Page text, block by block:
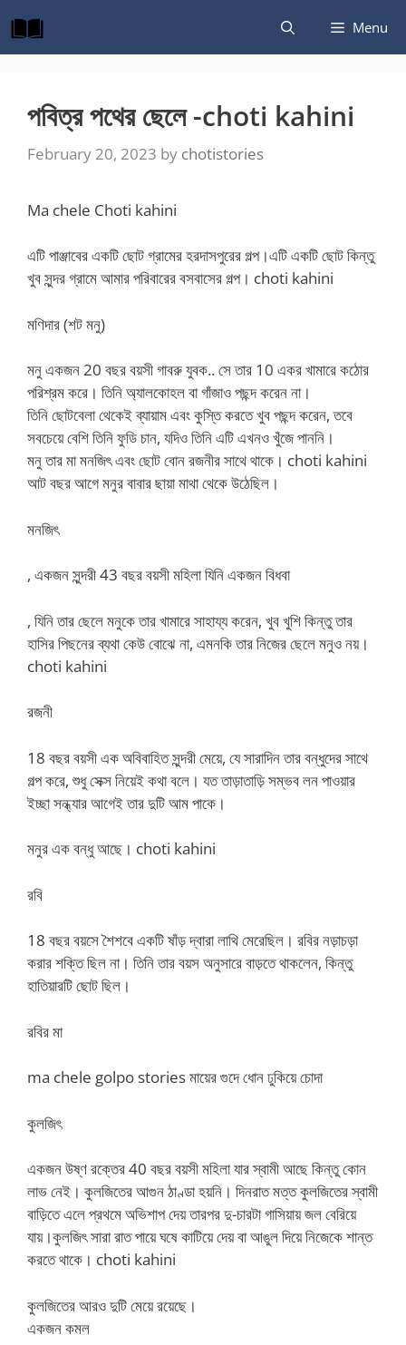
to
content
Menu
পবিত্র পথের ছেলে -choti kahini
February 20, 2023 by chotistories
Ma chele Choti kahini
এটি পাঞ্জাবের একটি ছোট গ্রামের হরদাসপুরের গল্প।এটি একটি ছোট কিন্তু
খুব সুন্দর গ্রামে আমার পরিবারের বসবাসের গল্প। choti kahini
মণিদার (শট মনু)
মনু একজন 20 বছর বয়সী গাবরু যুবক.. সে তার 10 একর খামারে কঠোর
পরিশ্রম করে। তিনি অ্যালকোহল বা গাঁজাও পছন্দ করেন না।
তিনি ছোটবেলা থেকেই ব্যায়াম এবং কুস্তি করতে খুব পছন্দ করেন, তবে
সবচেয়ে বেশি তিনি ফুডি চান, যদিও তিনি এটি এখনও খুঁজে পাননি।
মনু তার মা মনজিৎ এবং ছোট বোন রজনীর সাথে থাকে। choti kahini
আট বছর আগে মনুর বাবার ছায়া মাথা থেকে উঠেছিল।
মনজিৎ
, একজন সুন্দরী 43 বছর বয়সী মহিলা যিনি একজন বিধবা
, যিনি তার ছেলে মনুকে তার খামারে সাহায্য করেন, খুব খুশি কিন্তু তার
হাসির পিছনের ব্যথা কেউ বোঝে না, এমনকি তার নিজের ছেলে মনুও নয়।
choti kahini
রজনী
18 বছর বয়সী এক অবিবাহিত সুন্দরী মেয়ে, যে সারাদিন তার বন্ধুদের সাথে
গল্প করে, শুধু সেক্স নিয়েই কথা বলে। যত তাড়াতাড়ি সম্ভব লন পাওয়ার
ইচ্ছা সন্ধ্যার আগেই তার দুটি আম পাকে।
মনুর এক বন্ধু আছে। choti kahini
রবি
18 বছর বয়সে শৈশবে একটি ষাঁড় দ্বারা লাথি মেরেছিল। রবির নড়াচড়া
করার শক্তি ছিল না। তিনি তার বয়স অনুসারে বাড়তে থাকলেন, কিন্তু
হাতিয়ারটি ছোট ছিল।
রবির মা
ma chele golpo stories মায়ের গুদে ধোন ঢুকিয়ে চোদা
কুলজিৎ
একজন উষ্ণ রক্তের 40 বছর বয়সী মহিলা যার স্বামী আছে কিন্তু কোন
লাভ নেই। কুলজিতের আগুন ঠাণ্ডা হয়নি। দিনরাত মত্ত কুলজিতের স্বামী
বাড়িতে এলে প্রথমে অভিশাপ দেয় তারপর দু-চারটা গাসিয়ায় জল বেরিয়ে
যায়।কুলজিৎ সারা রাত পায়ে ঘষে কাটিয়ে দেয় বা আঙুল দিয়ে নিজেকে শান্ত
করতে থাকে। choti kahini
কুলজিতের আরও দুটি মেয়ে রয়েছে।
একজন কমল